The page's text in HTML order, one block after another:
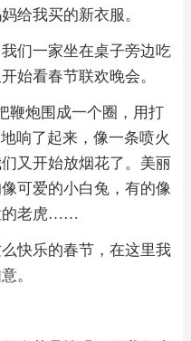
给我买的新衣服。
们一家坐在桌子旁边吃
始看春节联欢晚会。
鞭炮围成一个圈，用打
响了起来，像一条喷火
又开始放烟花了。美丽
可爱的小白兔，有的像
的老虎……
快乐的春节，在这里我
。